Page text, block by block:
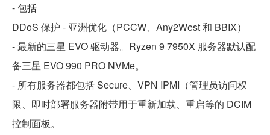
- 包括
DDoS 保护 - 亚洲优化（PCCW、Any2West 和 BBIX）
- 最新的三星 EVO 驱动器。Ryzen 9 7950X 服务器默认配
备三星 EVO 990 PRO NVMe。
- 所有服务器都包括 Secure、VPN IPMI（管理员访问权
限、即时部署服务器附带用于重新加载、重启等的 DCIM
控制面板。